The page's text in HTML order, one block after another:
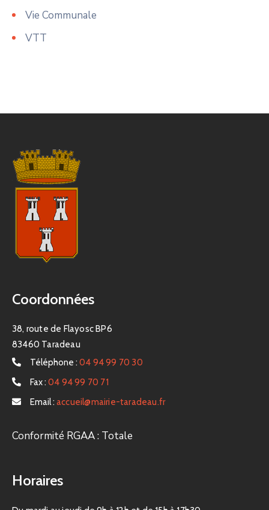
Vie Communale
VTT
Coordonnées
38, route de Flayosc BP6
83460 Taradeau
Téléphone : 04 94 99 70 30
Fax : 04 94 99 70 71
Email : accueil@mairie-taradeau.fr
Conformité RGAA : Totale
Horaires